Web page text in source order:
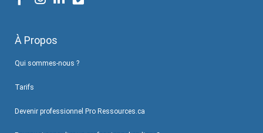
À Propos
Qui sommes-nous ?
Tarifs
Devenir professionnel Pro Ressources.ca